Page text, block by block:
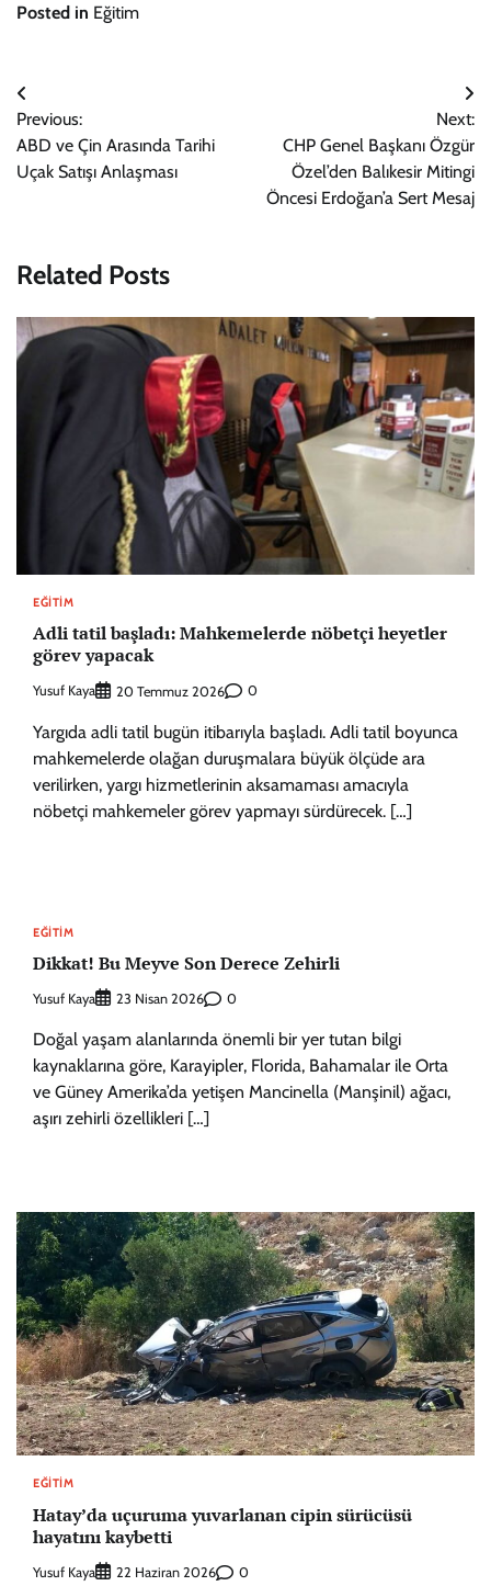
Posted in Eğitim
Yazı
gezinmesi
Previous:
ABD ve Çin Arasında Tarihi
Uçak Satışı Anlaşması
Next:
CHP Genel Başkanı Özgür
Özel’den Balıkesir Mitingi
Öncesi Erdoğan’a Sert Mesaj
Related Posts
EĞITIM
Adli tatil başladı: Mahkemelerde nöbetçi heyetler
görev yapacak
Yusuf Kaya 20 Temmuz 2026 0
Yargıda adli tatil bugün itibarıyla başladı. Adli tatil boyunca
mahkemelerde olağan duruşmalara büyük ölçüde ara
verilirken, yargı hizmetlerinin aksamaması amacıyla
nöbetçi mahkemeler görev yapmayı sürdürecek. […]
EĞITIM
Dikkat! Bu Meyve Son Derece Zehirli
Yusuf Kaya 23 Nisan 2026 0
Doğal yaşam alanlarında önemli bir yer tutan bilgi
kaynaklarına göre, Karayipler, Florida, Bahamalar ile Orta
ve Güney Amerika’da yetişen Mancinella (Manşinil) ağacı,
aşırı zehirli özellikleri […]
EĞITIM
Hatay’da uçuruma yuvarlanan cipin sürücüsü
hayatını kaybetti
Yusuf Kaya 22 Haziran 2026 0